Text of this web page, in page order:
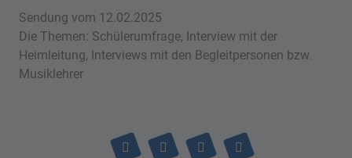
Sendung vom 12.02.2025
Die Themen: Schülerumfrage, Interview mit der
Heimleitung, Interviews mit den Begleitpersonen bzw.
Musiklehrer